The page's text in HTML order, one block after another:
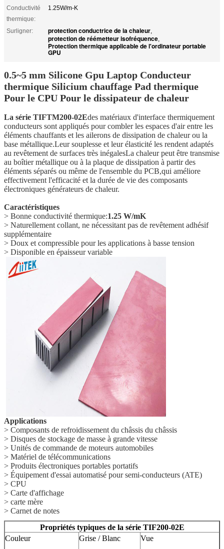
Conductivité
thermique:
1.25W/m-K
Surligner: protection conductrice de la chaleur,
protection de réémetteur isofréquence,
Protection thermique applicable de l'ordinateur portable
GPU
0.5~5 mm Silicone Gpu Laptop Conducteur
thermique Silicium chauffage Pad thermique
Pour le CPU Pour le dissipateur de chaleur
La série TIFTM200-02Edes matériaux d'interface thermiquement
conducteurs sont appliqués pour combler les espaces d'air entre les
éléments chauffants et les ailerons de dissipation de chaleur ou la
base métallique.Leur souplesse et leur élasticité les rendent adaptés
au revêtement de surfaces très inégalesLa chaleur peut être transmise
au boîtier métallique ou à la plaque de dissipation à partir des
éléments séparés ou même de l'ensemble du PCB,qui améliore
effectivement l'efficacité et la durée de vie des composants
électroniques générateurs de chaleur.
Caractéristiques
> Bonne conductivité thermique:1.25 W/mK
> Naturellement collant, ne nécessitant pas de revêtement adhésif
supplémentaire
> Doux et compressible pour les applications à basse tension
> Disponible en épaisseur variable
Applications
> Composants de refroidissement du châssis du châssis
> Disques de stockage de masse à grande vitesse
> Unités de commande de moteurs automobiles
> Matériel de télécommunications
> Produits électroniques portables portatifs
> Équipement d'essai automatisé pour semi-conducteurs (ATE)
> CPU
> Carte d'affichage
> carte mère
> Carnet de notes
Propriétés typiques de la série TIF200-02E
Couleur
Grise / Blanc Vue